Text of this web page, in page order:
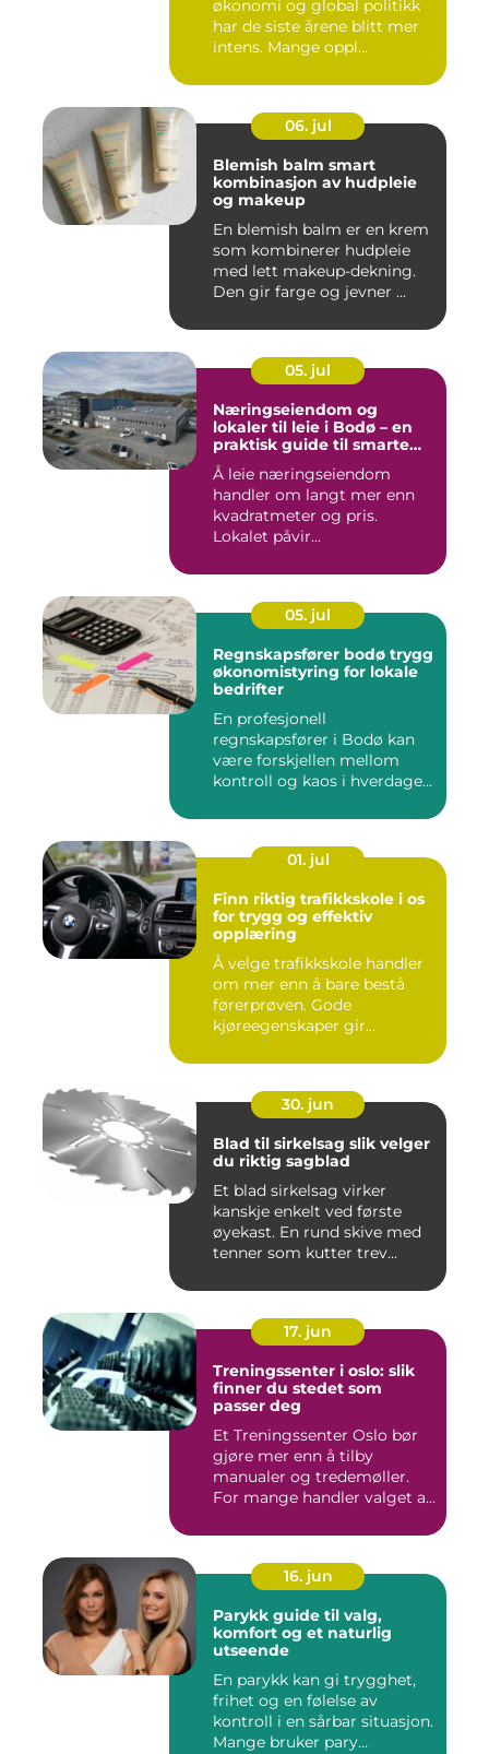
økonomi og global politikk
har de siste årene blitt mer
intens. Mange oppl...
06. jul
Blemish balm smart
kombinasjon av hudpleie
og makeup
En blemish balm er en krem
som kombinerer hudpleie
med lett makeup-dekning.
Den gir farge og jevner ...
05. jul
Næringseiendom og
lokaler til leie i Bodø – en
praktisk guide til smarte
valg
Å leie næringseiendom
handler om langt mer enn
kvadratmeter og pris.
Lokalet påvir...
05. jul
Regnskapsfører bodø trygg
økonomistyring for lokale
bedrifter
En profesjonell
regnskapsfører i Bodø kan
være forskjellen mellom
kontroll og kaos i hverdagen.
01. jul
Finn riktig trafikkskole i os
for trygg og effektiv
opplæring
Å velge trafikkskole handler
om mer enn å bare bestå
førerprøven. Gode
kjøreegenskaper gir
30. jun
Blad til sirkelsag slik velger
du riktig sagblad
Et blad sirkelsag virker
kanskje enkelt ved første
øyekast. En rund skive med
tenner som kutter trev...
17. jun
Treningssenter i oslo: slik
finner du stedet som
passer deg
Et Treningssenter Oslo bør
gjøre mer enn å tilby
manualer og tredemøller.
For mange handler valget a...
16. jun
Parykk guide til valg,
komfort og et naturlig
utseende
En parykk kan gi trygghet,
frihet og en følelse av
kontroll i en sårbar situasjon.
Mange bruker pary...